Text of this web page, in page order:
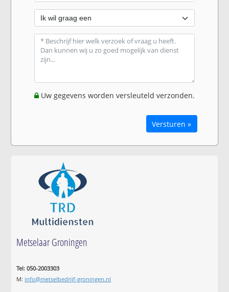
Uw gegevens worden versleuteld verzonden.
Versturen »
Metselaar Groningen
Tel: 050-2003303
M: info@metselbedrijf-groningen.nl